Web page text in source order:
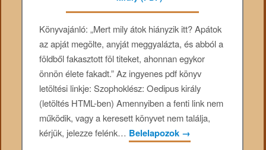
Könyvajánló: „Mert mily átok hiányzik itt? Apátok
az apját megölte, anyját meggyalázta, és abból a
földből fakasztott föl titeket, ahonnan egykor
önnön élete fakadt.” Az ingyenes pdf könyv
letöltési linkje: Szophoklész: Oedipus király
(letöltés HTML-ben) Amennyiben a fenti link nem
működik, vagy a keresett könyvet nem találja,
kérjük, jelezze felénk… Belelapozok →